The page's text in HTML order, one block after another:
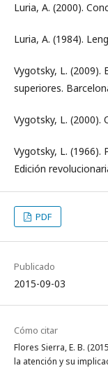
Luria, A. (2000).
Luria, A. (1984).
Vygotsky, L. (2009).
superiores.
Vygotsky, L. (2000).
Vygotsky, L. (1966).
Edición
PDF
Publicado
2015-09-03
Cómo citar
Flores Sierra, E. B.
la atención y su